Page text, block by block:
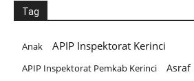
Tag
Anak APIP Inspektorat Kerinci
APIP Inspektorat Pemkab Kerinci Asraf